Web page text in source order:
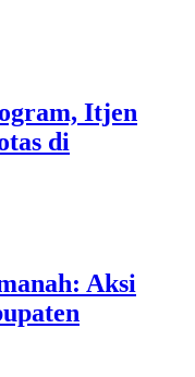
Itjen
di
Aksi